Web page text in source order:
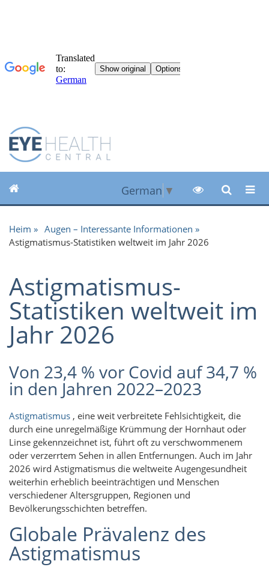
German ▼
Heim
Augen – Interessante Informationen
Astigmatismus-Statistiken weltweit im Jahr 2026
Astigmatismus-
Statistiken weltweit im
Jahr 2026
Von 23,4 % vor Covid auf 34,7 %
in den Jahren 2022–2023
Astigmatismus , eine weit verbreitete Fehlsichtigkeit, die
durch eine unregelmäßige Krümmung der Hornhaut oder
Linse gekennzeichnet ist, führt oft zu verschwommenem
oder verzerrtem Sehen in allen Entfernungen. Auch im Jahr
2026 wird Astigmatismus die weltweite Augengesundheit
weiterhin erheblich beeinträchtigen und Menschen
verschiedener Altersgruppen, Regionen und
Bevölkerungsschichten betreffen.
Globale Prävalenz des
Astigmatismus